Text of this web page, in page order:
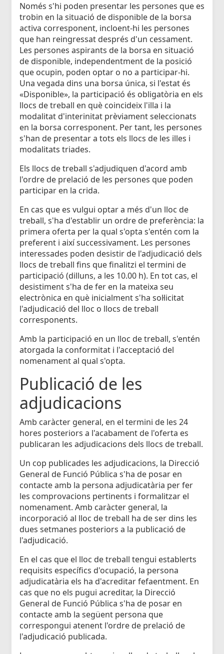
Només s'hi poden presentar les persones que es
trobin en la situació de disponible de la borsa
activa corresponent, incloent-hi les persones
que han reingressat després d'un cessament.
Les persones aspirants de la borsa en situació
de disponible, independentment de la posició
que ocupin, poden optar o no a participar-hi.
Una vegada dins una borsa única, si l'estat és
«Disponible», la participació és obligatòria en els
llocs de treball en què coincideix l'illa i la
modalitat d'interinitat prèviament seleccionats
en la borsa corresponent. Per tant, les persones
s'han de presentar a tots els llocs de les illes i
modalitats triades.
Els llocs de treball s'adjudiquen d'acord amb
l'ordre de prelació de les persones que poden
participar en la crida.
En cas que es vulgui optar a més d'un lloc de
treball, s'ha d'establir un ordre de preferència: la
primera oferta per la qual s'opta s'entén com la
preferent i així successivament. Les persones
interessades poden desistir de l'adjudicació dels
llocs de treball fins que finalitzi el termini de
participació (dilluns, a les 10.00 h). En tot cas, el
desistiment s'ha de fer en la mateixa seu
electrònica en què inicialment s'ha sol·licitat
l'adjudicació del lloc o llocs de treball
corresponents.
Amb la participació en un lloc de treball, s'entén
atorgada la conformitat i l'acceptació del
nomenament al qual s'opta.
Publicació de les
adjudicacions
Amb caràcter general, en el termini de les 24
hores posteriors a l'acabament de l'oferta es
publicaran les adjudicacions dels llocs de treball.
Un cop publicades les adjudicacions, la Direcció
General de Funció Pública s'ha de posar en
contacte amb la persona adjudicatària per fer
les comprovacions pertinents i formalitzar el
nomenament. Amb caràcter general, la
incorporació al lloc de treball ha de ser dins les
dues setmanes posteriors a la publicació de
l'adjudicació.
En el cas que el lloc de treball tengui establerts
requisits específics d'ocupació, la persona
adjudicatària els ha d'acreditar fefaentment. En
cas que no els pugui acreditar, la Direcció
General de Funció Pública s'ha de posar en
contacte amb la següent persona que
correspongui atenent l'ordre de prelació de
l'adjudicació publicada.